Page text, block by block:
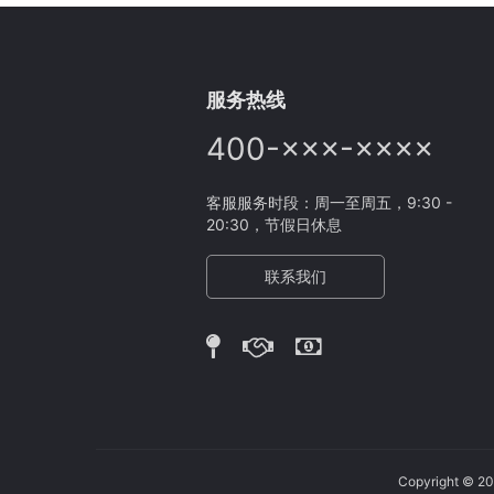
服务热线
400-×××-××××
客服服务时段：周一至周五，9:30 -
20:30，节假日休息
联系我们
Copyright ©